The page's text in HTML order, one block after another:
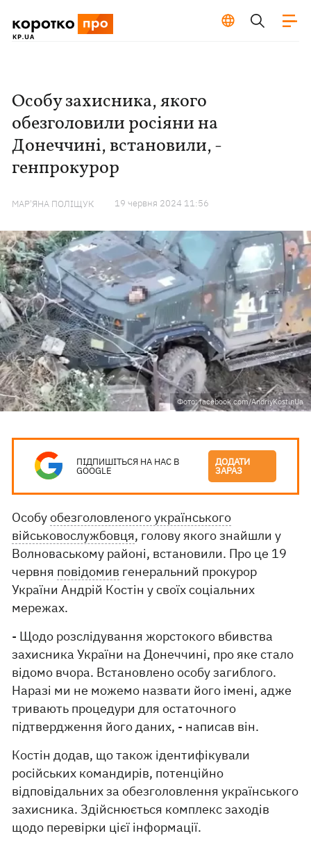
Особу захисника, якого
обезголовили росіяни на
Донеччині, встановили, -
генпрокурор
МАР'ЯНА ПОЛІЩУК 19 червня 2024 11:56
Фото: facebook.com/AndriyKostinUa
ПІДПИШІТЬСЯ НА НАС В
GOOGLE
ДОДАТИ
ЗАРАЗ
Особуобезголовленого українського
військовослужбовця, голову якого знайшли у
Волноваському районі, встановили. Про це 19
червня повідомив генеральний прокурор
України Андрій Костін у своїх соціальних
мережах.
- Щодо розслідування жорстокого вбивства
захисника України на Донеччині, про яке стало
відомо вчора. Встановлено особу загиблого.
Наразі ми не можемо назвати його імені, адже
тривають процедури для остаточного
підтвердження його даних, - написав він.
Костін додав, що також ідентифікували
російських командирів, потенційно
відповідальних за обезголовлення українського
захисника. Здійснюється комплекс заходів
щодо перевірки цієї інформації.